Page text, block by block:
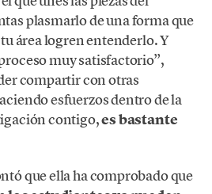
plasmarlo de una forma que
área logren entenderlo. Y
muy satisfactorio”,
compartir con otras
esfuerzos dentro de la
contigo,es bastante
que ella ha comprobado que